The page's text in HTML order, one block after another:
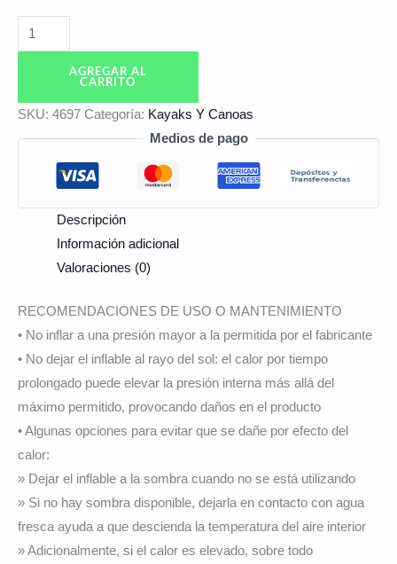
AGREGAR AL
CARRITO
SKU: 4697 Categoría: Kayaks Y Canoas
Medios de pago
Descripción
Información adicional
Valoraciones (0)
RECOMENDACIONES DE USO O MANTENIMIENTO
• No inflar a una presión mayor a la permitida por el fabricante
• No dejar el inflable al rayo del sol: el calor por tiempo
prolongado puede elevar la presión interna más allá del
máximo permitido, provocando daños en el producto
• Algunas opciones para evitar que se dañe por efecto del
calor:
» Dejar el inflable a la sombra cuando no se está utilizando
» Si no hay sombra disponible, dejarla en contacto con agua
fresca ayuda a que descienda la temperatura del aire interior
» Adicionalmente, si el calor es elevado, sobre todo